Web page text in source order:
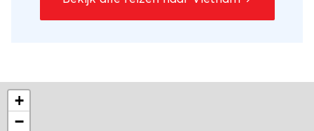
Minh City. Je eindigt je reis op een tropisch
+
−